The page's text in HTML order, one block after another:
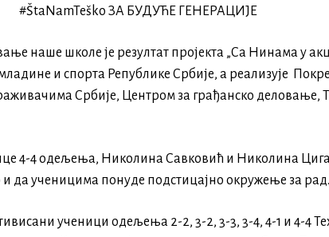
#ŠtaNamTeško ЗА БУДУЋЕ ГЕНЕРАЦИЈЕ
наше школе је резултат пројекта „Са Нинама у
и спорта Републике Србије, а реализује
Србије, Центром за грађанско деловање,
4-4 одељења, Николина Савковић и Николина
да ученицима понуде подстицајно окружење за рад.
ученици одељења 2-2, 3-2, 3-3, 3-4, 4-1 и 4-4